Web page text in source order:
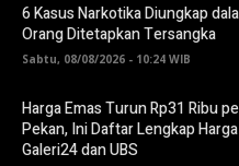
6 Kasus Narkotika Diungkap
Orang Ditetapkan Tersangka
Sabtu, 08/08/2026 - 10:24 WIB
Harga Emas Turun Rp31 Ribu
Pekan, Ini Daftar Lengkap
Galeri24 dan UBS